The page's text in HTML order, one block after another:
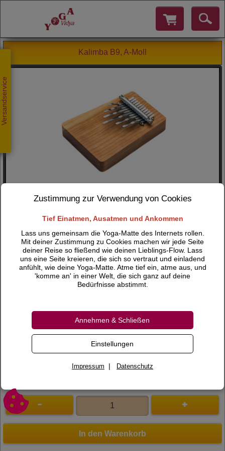
Versandservice
Kalimba B9, A-Moll
Preis 55,00 €
inkl. 19 % MwSt.
Versandkosten
Gewicht 0,18 KG
Bewertungen
0 Bewertungen
In den Warenkorb
Zustimmung zur Verwendung von Cookies
Tief Einatmen, Ausatmen und Ankommen
Lass uns gemeinsam die Yoga-Matte des Internets rollen.
Mit deiner Zustimmung zu Cookies machen wir jede Seite
deiner Reise so fließend wie deinen Lieblings-Flow. Lass
uns eine Seite kreieren, die sich so vertraut und einladend
anfühlt, wie deine Yoga-Matte. Atme tief ein, atme aus, und
'komme an' in einer Welt, die sich ganz auf deine
Bedürfnisse abstimmt.
Annehmen & Schließen
Einstellungen
Impressum | Datenschutz